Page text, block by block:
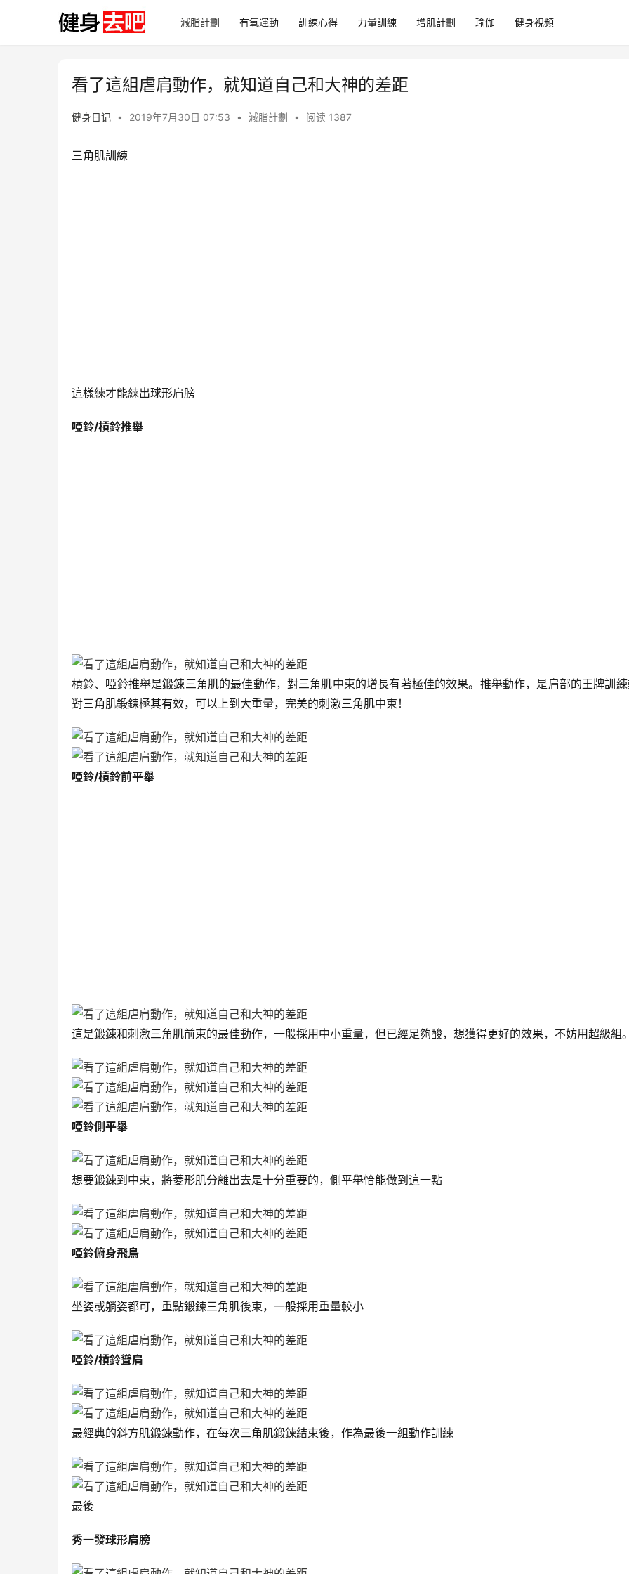
減脂計劃 有氧運動 訓練心得 力量訓練 增肌計劃 瑜伽 健身視頻
看了這組虐肩動作，就知道自己和大神的差距
健身日记 • 2019年7月30日 07:53 • 減脂計劃 • 阅读 1387
三角肌訓練
這樣練才能練出球形肩膀
啞鈴/槓鈴推舉
槓鈴、啞鈴推舉是鍛鍊三角肌的最佳動作，對三角肌中束的增長有著極佳的效果。推舉動作，是肩部的王牌訓
對三角肌鍛鍊極其有效，可以上到大重量，完美的刺激三角肌中束！
啞鈴/槓鈴前平舉
這是鍛鍊和刺激三角肌前束的最佳動作，一般採用中小重量，但已經足夠酸，想獲得更好的效果，不妨用超級組
啞鈴側平舉
想要鍛鍊到中束，將菱形肌分離出去是十分重要的，側平舉恰能做到這一點
啞鈴俯身飛鳥
坐姿或躺姿都可，重點鍛鍊三角肌後束，一般採用重量較小
啞鈴/槓鈴聳肩
最經典的斜方肌鍛鍊動作，在每次三角肌鍛鍊結束後，作為最後一組動作訓練
最後
秀一發球形肩膀